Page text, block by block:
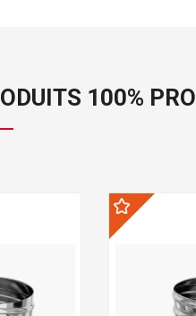
100% PRO